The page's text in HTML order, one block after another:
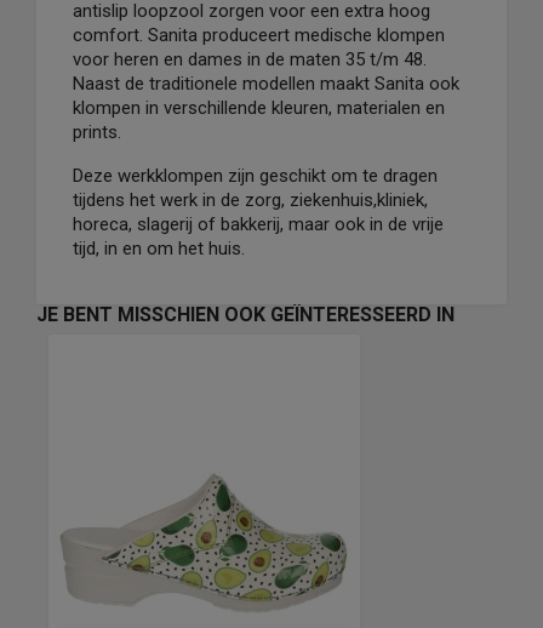
antislip loopzool zorgen voor een extra hoog
comfort. Sanita produceert medische klompen
voor heren en dames in de maten 35 t/m 48.
Naast de traditionele modellen maakt Sanita ook
klompen in verschillende kleuren, materialen en
prints.
Deze werkklompen zijn geschikt om te dragen
tijdens het werk in de zorg, ziekenhuis,kliniek,
horeca, slagerij of bakkerij, maar ook in de vrije
tijd, in en om het huis.
JE BENT MISSCHIEN OOK GEÏNTERESSEERD IN